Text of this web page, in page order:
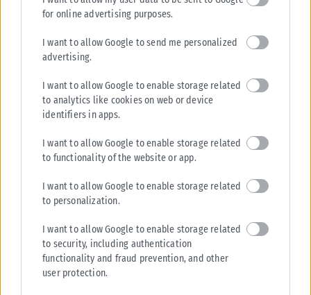
for online advertising purposes.
I want to allow Google to send me personalized
advertising.
I want to allow Google to enable storage related
to analytics like cookies on web or device
identifiers in apps.
I want to allow Google to enable storage related
to functionality of the website or app.
I want to allow Google to enable storage related
to personalization.
I want to allow Google to enable storage related
to security, including authentication
functionality and fraud prevention, and other
user protection.
ΑΘΛΗΤΙΚΆ
Μοκόκα: «Θέλουμε να χτίσουμε κάτι μεγάλο στον Άρη»
Τις πρώτες του δηλώσεις ως παίκτης του Άρη έκανε ο Άνταμ Μοκόκα, ο
οποίος αναφέρθηκε στη νέα διετία συνεργασίας του...